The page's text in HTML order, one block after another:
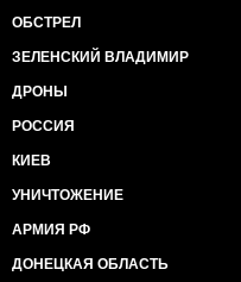
ОБСТРЕЛ
ЗЕЛЕНСКИЙ ВЛАДИМИР
ДРОНЫ
РОССИЯ
КИЕВ
УНИЧТОЖЕНИЕ
АРМИЯ РФ
ДОНЕЦКАЯ ОБЛАСТЬ